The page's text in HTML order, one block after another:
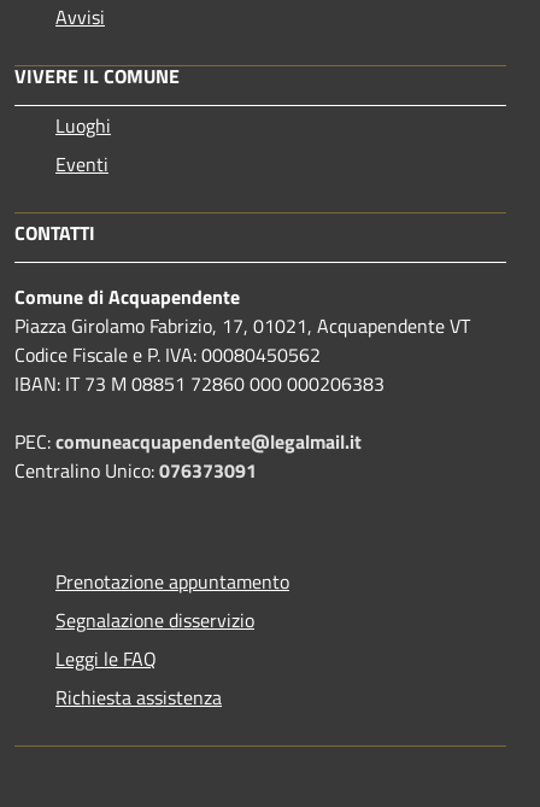
Avvisi
VIVERE IL COMUNE
Luoghi
Eventi
CONTATTI
Comune di Acquapendente
Piazza Girolamo Fabrizio, 17, 01021, Acquapendente VT
Codice Fiscale e P. IVA: 00080450562
IBAN: IT 73 M 08851 72860 000 000206383
PEC:comuneacquapendente@legalmail.it
Centralino Unico:076373091
Prenotazione appuntamento
Segnalazione disservizio
Leggi le FAQ
Richiesta assistenza